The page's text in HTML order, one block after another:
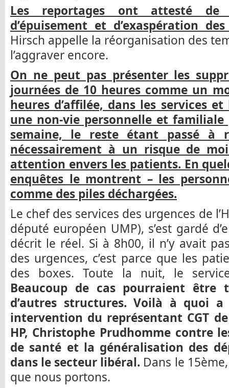
Les reportages ont attesté de
d’épuisement et d’exaspération
Hirsch appelle la réorganisation des
l’aggraver encore.
On ne peut pas présenter les
journées de 10 heures comme un
heures d’affilée, dans les services
une non-vie personnelle et
semaine, le reste étant passé à
nécessairement à un risque de
attention envers les patients. En
enquêtes le montrent – les
comme des piles déchargées.
Le chef des services des urgences de
député européen UMP), s’est gardé
décrit le réel. Si à 8h00, il n’y avait
des urgences, c’est parce que les
des boxes. Toute la nuit, le
Beaucoup de cas pourraient être
d’autres structures. Voilà à quoi
intervention du représentant CGT de
HP, Christophe Prudhomme contre
de santé et la généralisation des
dans le secteur libéral. Dans le
que nous portons.